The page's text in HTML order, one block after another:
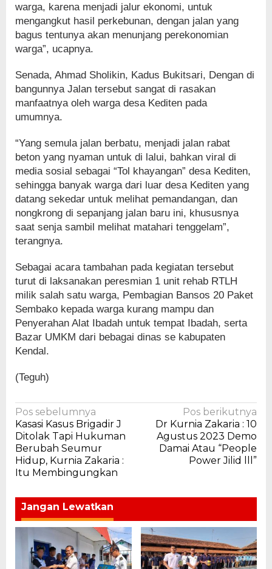
warga, karena menjadi jalur ekonomi, untuk
mengangkut hasil perkebunan, dengan jalan yang
bagus tentunya akan menunjang perekonomian
warga”, ucapnya.
Senada, Ahmad Sholikin, Kadus Bukitsari, Dengan di
bangunnya Jalan tersebut sangat di rasakan
manfaatnya oleh warga desa Kediten pada
umumnya.
“Yang semula jalan berbatu, menjadi jalan rabat
beton yang nyaman untuk di lalui, bahkan viral di
media sosial sebagai “Tol khayangan” desa Kediten,
sehingga banyak warga dari luar desa Kediten yang
datang sekedar untuk melihat pemandangan, dan
nongkrong di sepanjang jalan baru ini, khususnya
saat senja sambil melihat matahari tenggelam”,
terangnya.
Sebagai acara tambahan pada kegiatan tersebut
turut di laksanakan peresmian 1 unit rehab RTLH
milik salah satu warga, Pembagian Bansos 20 Paket
Sembako kepada warga kurang mampu dan
Penyerahan Alat Ibadah untuk tempat Ibadah, serta
Bazar UMKM dari bebagai dinas se kabupaten
Kendal.
(Teguh)
Navigasi
pos
Pos sebelumnya
Kasasi Kasus Brigadir J
Ditolak Tapi Hukuman
Berubah Seumur
Hidup, Kurnia Zakaria :
Itu Membingungkan
Pos berikutnya
Dr Kurnia Zakaria : 10
Agustus 2023 Demo
Damai Atau “People
Power Jilid lll”
Jangan Lewatkan